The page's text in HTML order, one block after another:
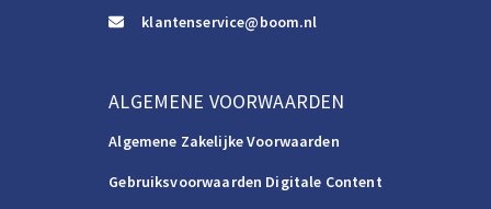
klantenservice@boom.nl
ALGEMENE VOORWAARDEN
Algemene Zakelijke Voorwaarden
Gebruiksvoorwaarden Digitale Content